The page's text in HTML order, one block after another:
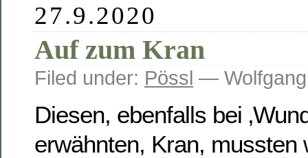
27.9.2020
Auf zum Kran
Filed under: Pössl —
Diesen, ebenfalls bei
erwähnten, Kran, mussten